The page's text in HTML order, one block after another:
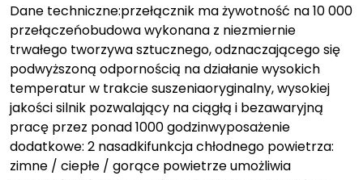
Dane techniczne:przełącznik ma żywotność na 10 000
przełączeńobudowa wykonana z niezmiernie
trwałego tworzywa sztucznego, odznaczającego się
podwyższoną odpornością na działanie wysokich
temperatur w trakcie suszeniaoryginalny, wysokiej
jakości silnik pozwalający na ciągłą i bezawaryjną
pracę przez ponad 1000 godzinwyposażenie
dodatkowe: 2 nasadkifunkcja chłodnego powietrza:
zimne / ciepłe / gorące powietrze umożliwia